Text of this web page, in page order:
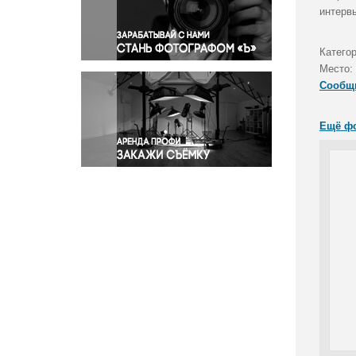
Правосудие
Происшествия и конфликты
Религия
Светская жизнь
Спорт
Экология
Экономика и бизнес
Место:
Ещё